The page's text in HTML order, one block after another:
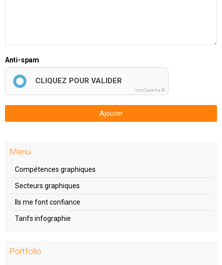
Anti-spam
CLIQUEZ POUR VALIDER
IconCaptcha ©
Ajouter
Menu
Compétences graphiques
Secteurs graphiques
Ils me font confiance
Tarifs infographie
Portfolio